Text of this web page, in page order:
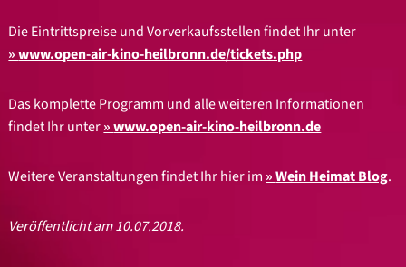
Die Eintrittspreise und Vorverkaufsstellen findet Ihr unter
www.open-air-kino-heilbronn.de/tickets.php
Das komplette Programm und alle weiteren Informationen
findet Ihr unter
www.open-air-kino-heilbronn.de
Weitere Veranstaltungen findet Ihr hier im Wein Heimat Blog.
Veröffentlicht am 10.07.2018.